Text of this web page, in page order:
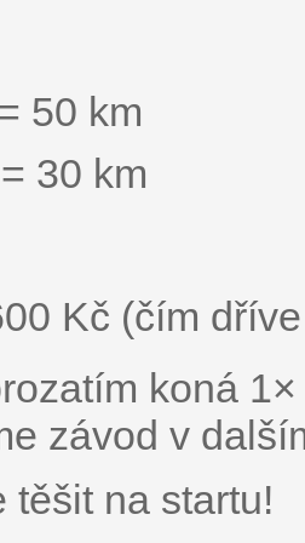
50 km
30 km
Kč (čím
koná
závod v
těšit na startu!